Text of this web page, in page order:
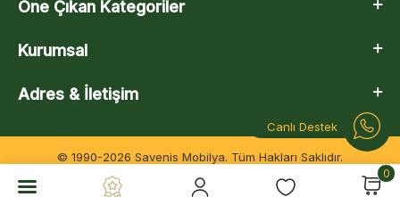
Canlı Destek
0
Öne Çıkan Kategoriler
Kurumsal
Adres & İletişim
© 1990-2026 Savenis Mobilya. Tüm Hakları Saklıdır.
-Soft